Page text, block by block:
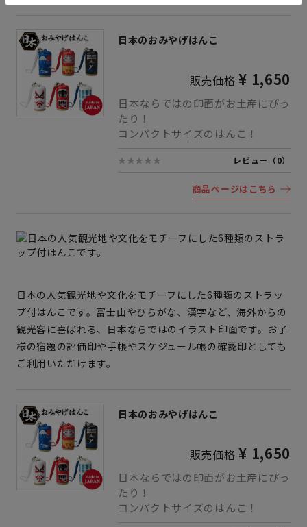
日本のおみやげはんこ
販売価格¥ 1,650
日本ならではの印面がお土産にぴっ
たり！
コンパクトサイズのはんこ！
★★★★★ レビュー（0）
商品ページはこちら
日本の人気観光地や文化をモチーフにした6種類のストラッ
プ付はんこです。富士山やひらがな、漢字など、海外からの
観光客に喜ばれる、日本ならではのイラスト印面です。お子
様の宿題の評価印や手帳やスケジュール帳の確認印としても
ご利用いただけます。
日本のおみやげはんこ
販売価格¥ 1,650
日本ならではの印面がお土産にぴっ
たり！
コンパクトサイズのはんこ！